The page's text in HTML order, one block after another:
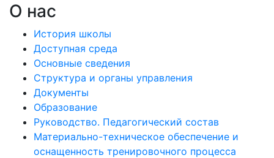
О нас
История школы
Доступная среда
Основные сведения
Структура и органы управления
Документы
Образование
Руководство. Педагогический состав
Материально-техническое обеспечение и
оснащенность тренировочного процесса